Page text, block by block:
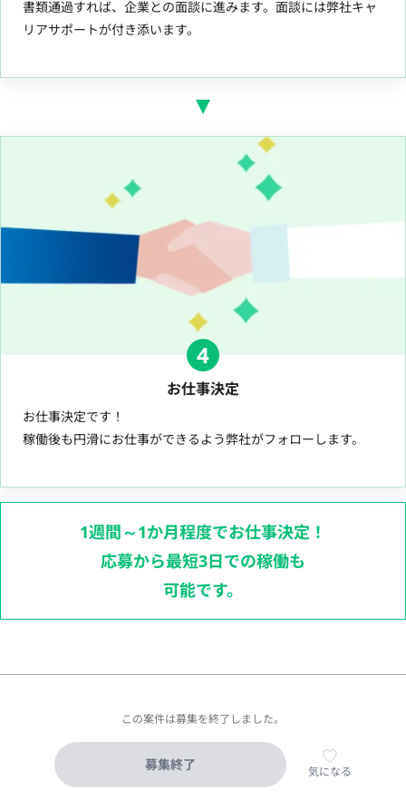
書類通過すれば、企業との面談に進みます。面談には弊社キャ
リアサポートが付き添います。
4
お仕事決定
お仕事決定です！
稼働後も円滑にお仕事ができるよう弊社がフォローします。
1週間～1か月程度でお仕事決定！
応募から最短3日での稼働も
可能です。
この案件は募集を終了しました。
募集終了 気になる